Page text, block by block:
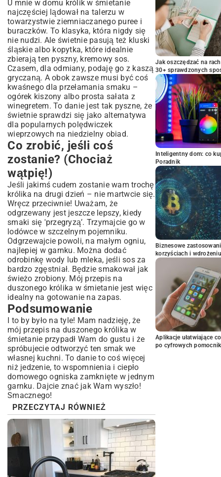
U mnie w domu królik w śmietanie
najczęściej lądował na talerzu w
towarzystwie ziemniaczanego puree i
buraczków. To klasyka, która nigdy się
nie nudzi. Ale świetnie pasują też kluski
śląskie albo kopytka, które idealnie
zbierają ten pyszny, kremowy sos.
Czasem, dla odmiany, podaję go z kaszą
gryczaną. A obok zawsze musi być coś
kwaśnego dla przełamania smaku –
ogórek kiszony albo prosta sałata z
winegretem. To danie jest tak pyszne, że
świetnie sprawdzi się jako alternatywa
dla popularnych polędwiczek
wieprzowych na niedzielny obiad.
Co zrobić, jeśli coś
zostanie? (Chociaż
wątpię!)
Jeśli jakimś cudem zostanie wam trochę
królika na drugi dzień – nie martwcie się.
Wręcz przeciwnie! Uważam, że
odgrzewany jest jeszcze lepszy, kiedy
smaki się 'przegryzą’. Trzymajcie go w
lodówce w szczelnym pojemniku.
Odgrzewajcie powoli, na małym ogniu,
najlepiej w garnku. Można dodać
odrobinkę wody lub mleka, jeśli sos za
bardzo zgęstniał. Będzie smakował jak
świeżo zrobiony. Mój przepis na
duszonego królika w śmietanie jest więc
idealny na gotowanie na zapas.
Podsumowanie
I to by było na tyle! Mam nadzieję, że
mój przepis na duszonego królika w
śmietanie przypadł Wam do gustu i że
spróbujecie odtworzyć ten smak we
własnej kuchni. To danie to coś więcej
niż jedzenie, to wspomnienia i ciepło
domowego ogniska zamknięte w jednym
garnku. Dajcie znać jak Wam wyszło!
Smacznego!
PRZECZYTAJ RÓWNIEŻ
Jak oszczędzać na
30+ sprawdzonych
Inteligentny dom: co
Poradnik
Biznesowe
korzyściach i wdrożeniu
Aplikacje ułatwiające
po cyfrowych